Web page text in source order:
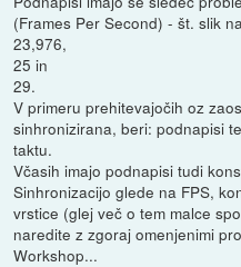
(Frames Per Second) - št. slik
23,976,
25 in
29.
V primeru prehitevajočih oz
sinhronizirana, beri: podnapisi
taktu.
Včasih imajo podnapisi tudi
Sinhronizacijo glede na FPS,
vrstice (glej več o tem malce
naredite z zgoraj omenjenimi
Workshop...